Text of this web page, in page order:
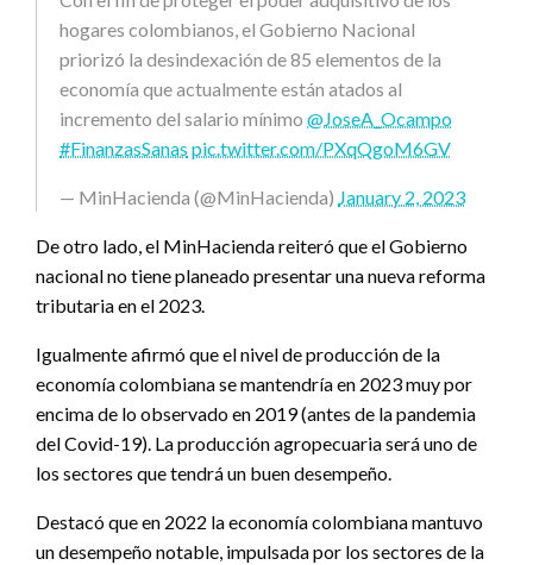
hogares colombianos, el Gobierno Nacional
priorizó la desindexación de 85 elementos de la
economía que actualmente están atados al
incremento del salario mínimo @JoseA_Ocampo
#FinanzasSanas pic.twitter.com/PXqQgoM6GV
— MinHacienda (@MinHacienda) January 2, 2023
De otro lado, el MinHacienda reiteró que el Gobierno
nacional no tiene planeado presentar una nueva reforma
tributaria en el 2023.
Igualmente afirmó que el nivel de producción de la
economía colombiana se mantendría en 2023 muy por
encima de lo observado en 2019 (antes de la pandemia
del Covid-19). La producción agropecuaria será uno de
los sectores que tendrá un buen desempeño.
Destacó que en 2022 la economía colombiana mantuvo
un desempeño notable, impulsada por los sectores de la